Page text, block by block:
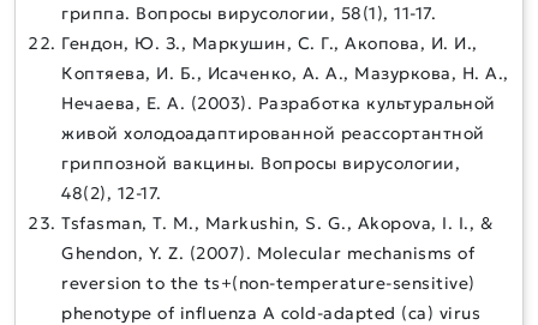
гриппа. Вопросы вирусологии, 58(1), 11-17.
Гендон, Ю. З., Маркушин, С. Г., Акопова, И. И.,
Коптяева, И. Б., Исаченко, А. А., Мазуркова, Н. А.,
Нечаева, Е. А. (2003). Разработка культуральной
живой холодоадаптированной реассортантной
гриппозной вакцины. Вопросы вирусологии,
48(2), 12-17.
Tsfasman, T. M., Markushin, S. G., Akopova, I. I., &
Ghendon, Y. Z. (2007). Molecular mechanisms of
reversion to the ts+(non-temperature-sensitive)
phenotype of influenza A cold-adapted (ca) virus